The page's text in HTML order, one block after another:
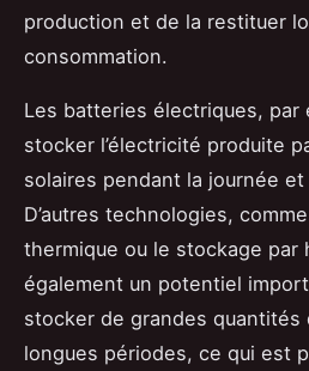
production et de la restituer
consommation.
Les batteries électriques, par
stocker l’électricité produite
solaires pendant la journée
D’autres technologies,
thermique ou le stockage par
également un potentiel
stocker de grandes quantités
longues périodes, ce qui est